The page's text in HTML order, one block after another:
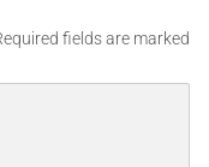
fields are marked